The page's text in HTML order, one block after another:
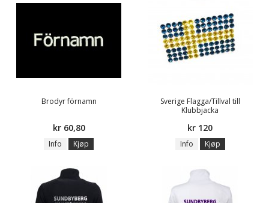
Brodyr förnamn
kr 60,80
Info Kjøp
Sverige Flagga/Tillval till
Klubbjacka
kr 120
Info Kjøp